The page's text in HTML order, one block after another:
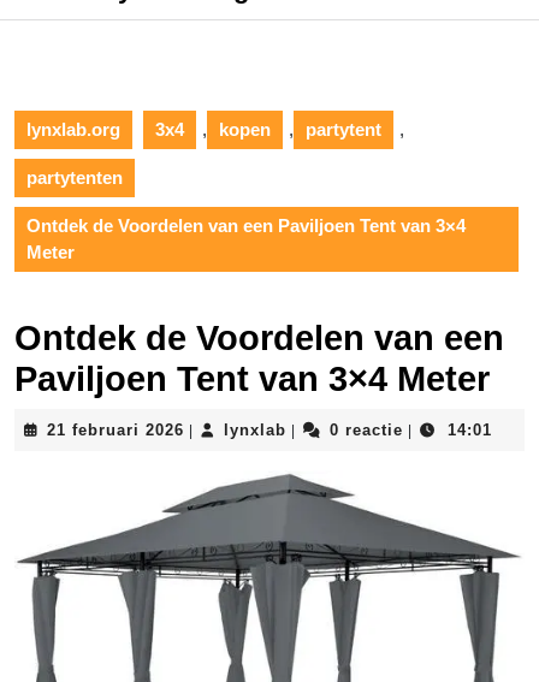
lynxlab.org 3x4 , kopen , partytent ,
partytenten
Ontdek de Voordelen van een Paviljoen Tent van 3×4
Meter
Ontdek de Voordelen van een
Paviljoen Tent van 3×4 Meter
21 februari 2026 21
lynxlab lynxlab0 reactie 14:01